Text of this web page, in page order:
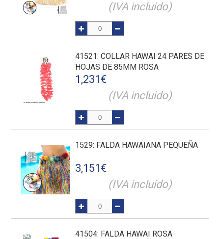
(IVA incluido)
41521: COLLAR HAWAI 24 PARES DE
HOJAS DE 85MM ROSA
1,231 €
(IVA incluido)
1529: FALDA HAWAIANA PEQUEÑA
3,151 €
(IVA incluido)
41504: FALDA HAWAI ROSA